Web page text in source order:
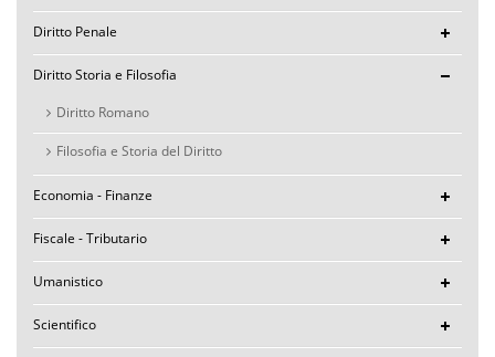
Diritto Penale
Diritto Storia e Filosofia
Diritto Romano
Filosofia e Storia del Diritto
Economia - Finanze
Fiscale - Tributario
Umanistico
Scientifico